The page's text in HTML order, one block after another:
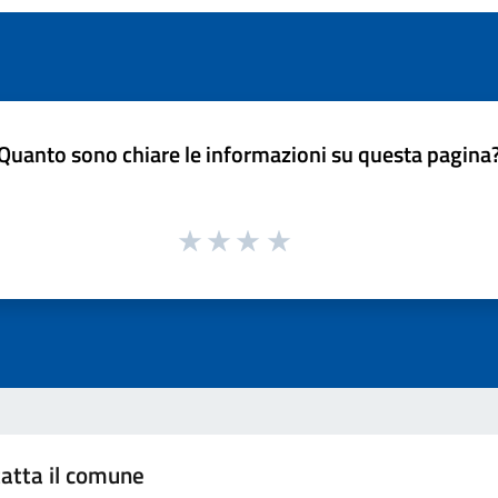
sono chiare le informazioni su questa
il comune